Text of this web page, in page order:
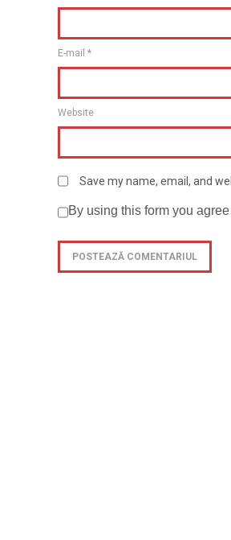
E-mail *
Website
Save my name, email, and
By using this form you